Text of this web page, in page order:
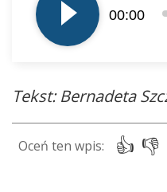
dźwiękowych
00:00
Tekst: Bernadeta